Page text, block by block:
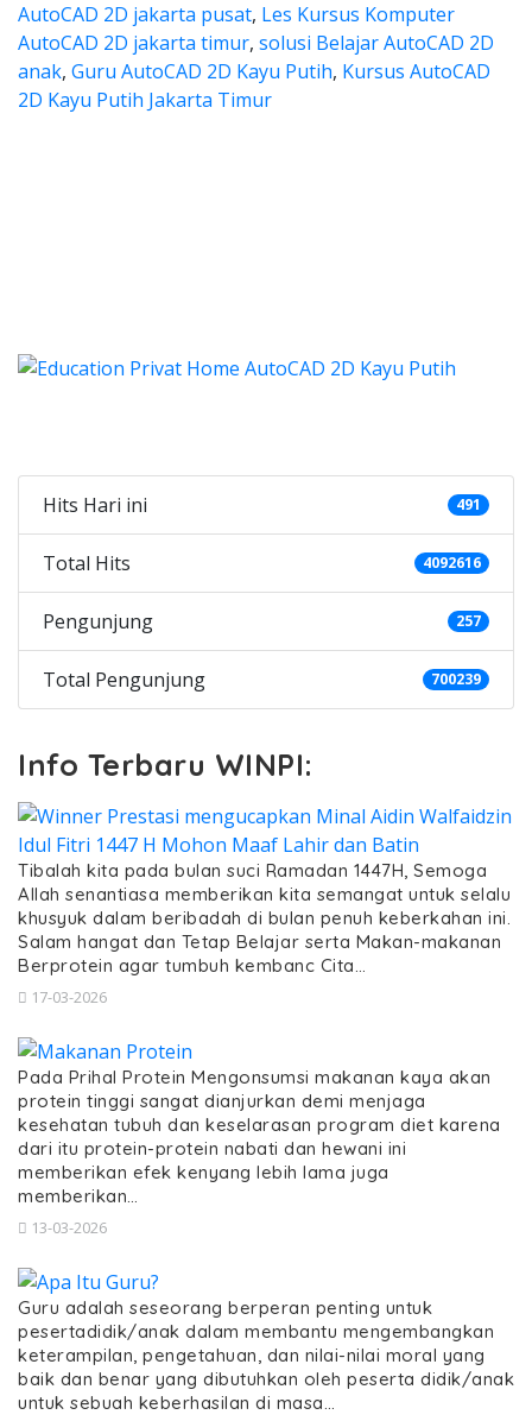
AutoCAD 2D jakarta pusat, Les Kursus Komputer
AutoCAD 2D jakarta timur, solusi Belajar AutoCAD 2D
anak, Guru AutoCAD 2D Kayu Putih, Kursus AutoCAD
2D Kayu Putih Jakarta Timur
Hits Hari ini 491
Total Hits 4092616
Pengunjung 257
Total Pengunjung 700239
Info Terbaru WINPI:
Tibalah kita pada bulan suci Ramadan 1447H, Semoga
Allah senantiasa memberikan kita semangat untuk selalu
khusyuk dalam beribadah di bulan penuh keberkahan ini.
Salam hangat dan Tetap Belajar serta Makan-makanan
Berprotein agar tumbuh kembanc Cita…
17-03-2026
Pada Prihal Protein Mengonsumsi makanan kaya akan
protein tinggi sangat dianjurkan demi menjaga
kesehatan tubuh dan keselarasan program diet karena
dari itu protein-protein nabati dan hewani ini
memberikan efek kenyang lebih lama juga
memberikan…
13-03-2026
Guru adalah seseorang berperan penting untuk
pesertadidik/anak dalam membantu mengembangkan
keterampilan, pengetahuan, dan nilai-nilai moral yang
baik dan benar yang dibutuhkan oleh peserta didik/anak
untuk sebuah keberhasilan di masa…